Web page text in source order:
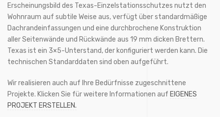
Erscheinungsbild des Texas-Einzelstationsschutzes nutzt den
Wohnraum auf subtile Weise aus, verfügt über standardmäßige
Dachrandeinfassungen und eine durchbrochene Konstruktion
aller Seitenwände und Rückwände aus 19 mm dicken Brettern.
Texas ist ein 3×5-Unterstand, der konfiguriert werden kann. Die
technischen Standarddaten sind oben aufgeführt.
Wir realisieren auch auf Ihre Bedürfnisse zugeschnittene
Projekte. Klicken Sie für weitere Informationen auf EIGENES
PROJEKT ERSTELLEN.